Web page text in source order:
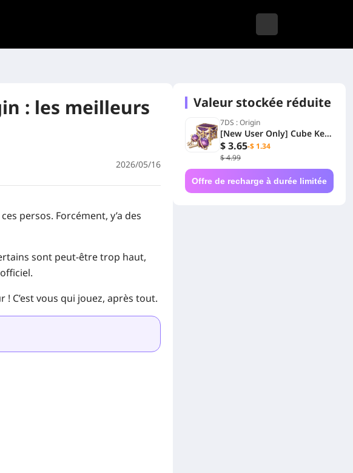
: les meilleurs
2026/05/16
persos. Forcément, y’a des
sont peut-être trop haut,
C’est vous qui jouez, après tout.
Valeur stockée réduite
7DS : Origin
[New User Only] Cube Key
Bundle
$ 3.65-$ 1.34
$ 4.99
Offre de recharge à durée limitée